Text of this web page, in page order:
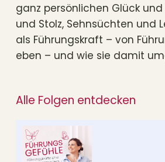
ganz persönlichen Glück und
und Stolz, Sehnsüchten und
als Führungskraft – von
eben – und wie sie damit
Alle Folgen entdecken